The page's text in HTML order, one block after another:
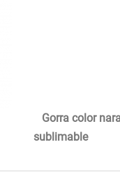
Gorra color
sublimable